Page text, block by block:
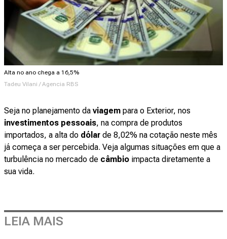
Alta no ano chega a 16,5%
Tadeu Vilani / Agencia RBS
Seja no planejamento da viagem para o Exterior, nos
investimentos pessoais, na compra de produtos
importados, a alta do dólar de 8,02% na cotação neste mês
já começa a ser percebida. Veja algumas situações em que a
turbulência no mercado de câmbio impacta diretamente a
sua vida.
LEIA MAIS